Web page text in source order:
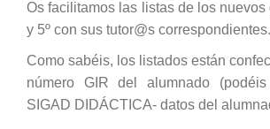
Os facilitamos las listas de los nuevos
y 5º con sus tutor@s correspondientes.
Como sabéis, los listados están
número GIR del alumnado
SIGAD DIDÁCTICA- datos del